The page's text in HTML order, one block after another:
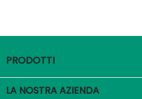
PRODOTTI
LA NOSTRA AZIENDA